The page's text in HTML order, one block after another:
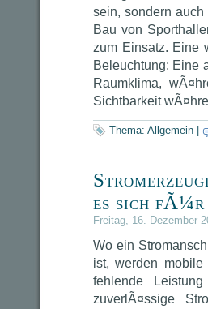
sein, sondern
Bau von
zum Einsatz. Eine
Beleuchtung: Eine
Raumklima,
Sichtbarkeit
Thema: Allgemein
es sich fÃ¼r
Freitag, 16. Dezember
Wo ein
ist, werden
fehlende
zuverlÃ¤ssige